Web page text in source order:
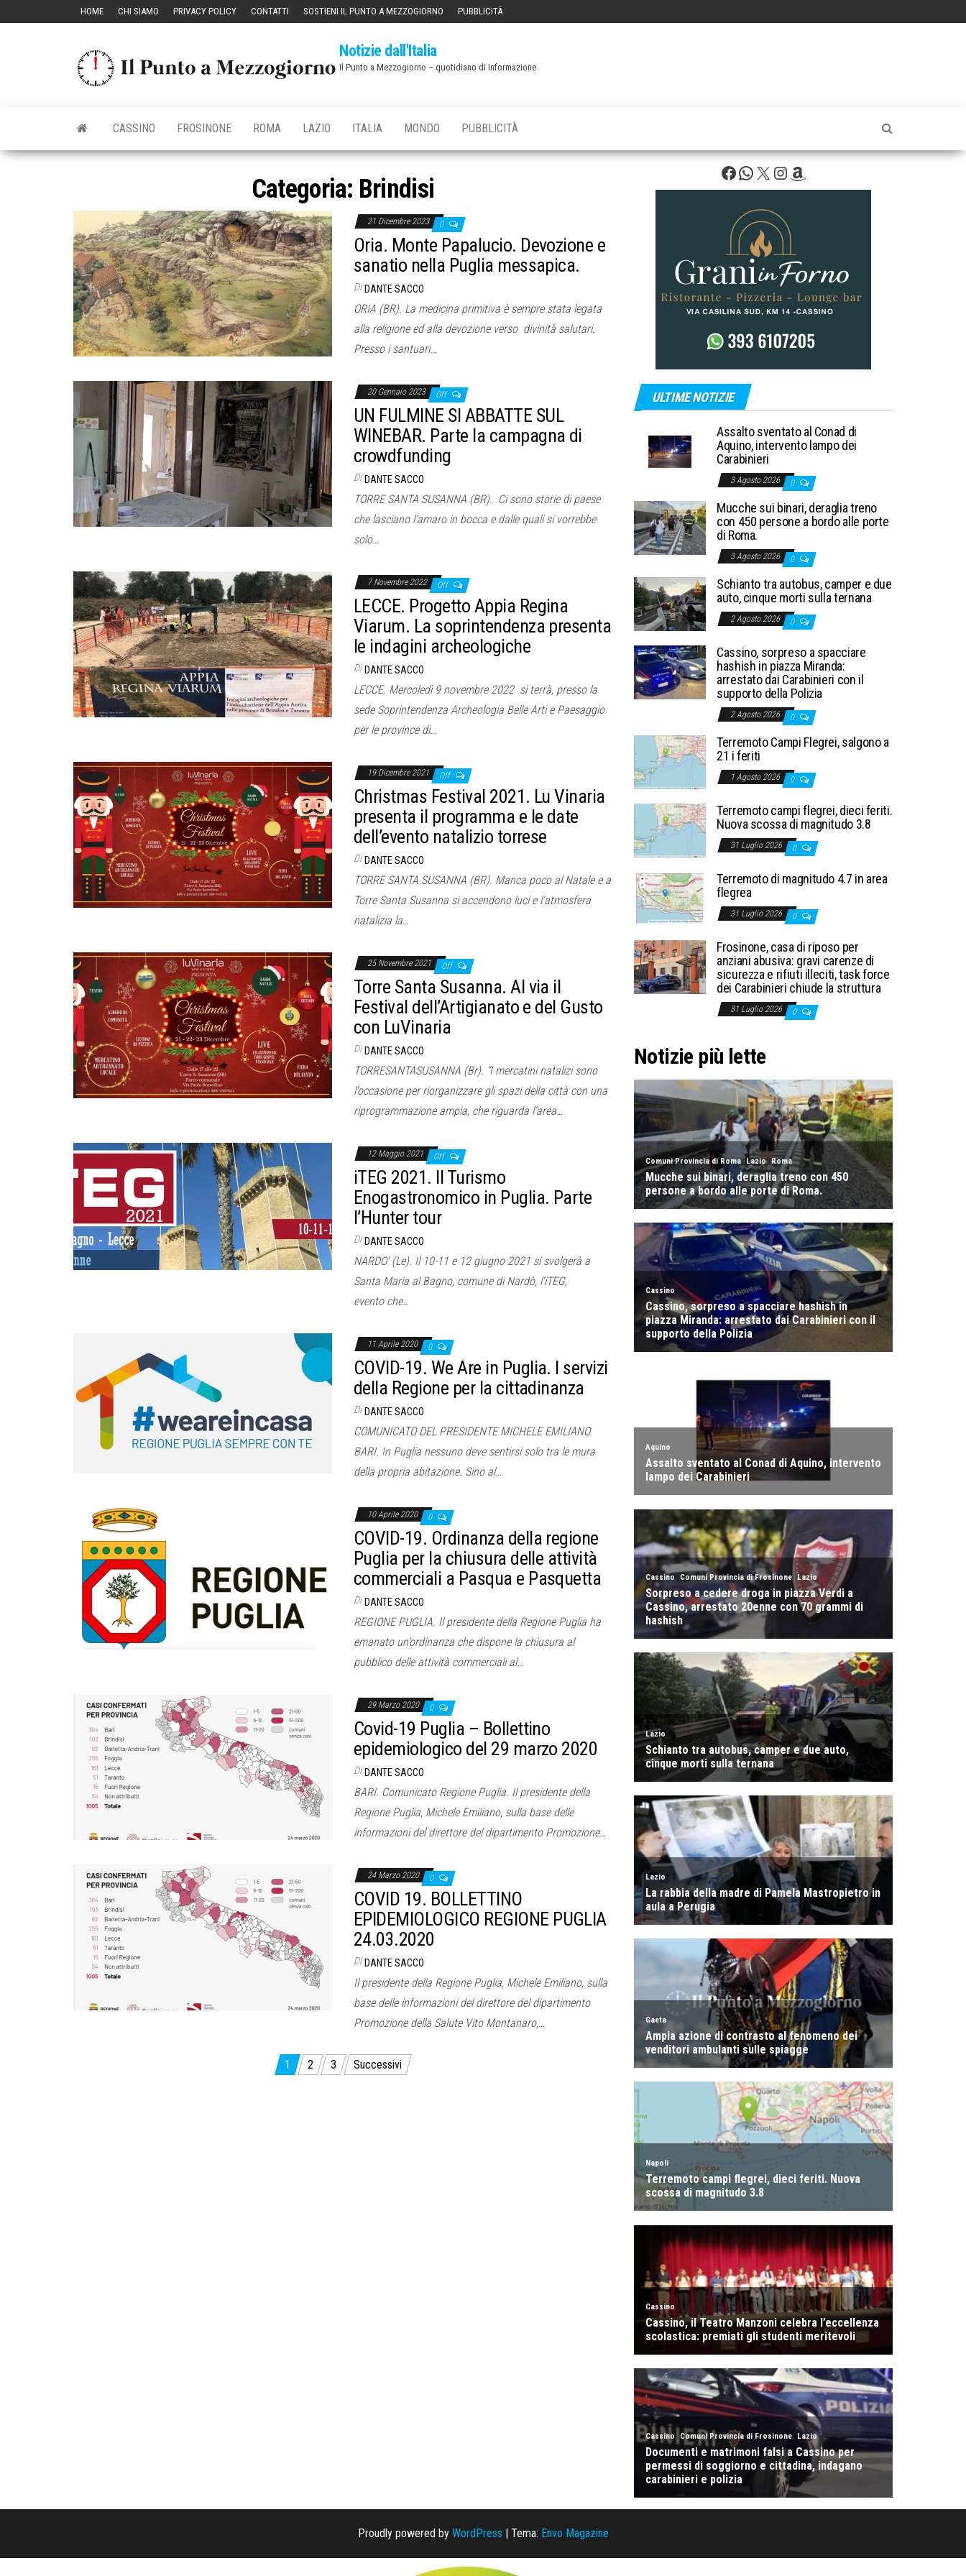
HOME CHI SIAMO PRIVACY POLICY CONTATTI SOSTIENI IL PUNTO A MEZZOGIORNO PUBBLICITÀ
Notizie dall'Italia
Il Punto a Mezzogiorno – quotidiano di informazione
CASSINO FROSINONE ROMA LAZIO ITALIA MONDO PUBBLICITÀ
Categoria: Brindisi
21 Dicembre 2023 0
Oria. Monte Papalucio. Devozione e
sanatio nella Puglia messapica.
Di DANTE SACCO
ORIA (BR). La medicina primitiva è sempre stata legata
alla religione ed alla devozione verso divinità salutari.
Presso i santuari…
20 Gennaio 2023 Off
UN FULMINE SI ABBATTE SUL
WINEBAR. Parte la campagna di
crowdfunding
Di DANTE SACCO
TORRE SANTA SUSANNA (BR). Ci sono storie di paese
che lasciano l’amaro in bocca e dalle quali si vorrebbe
solo…
7 Novembre 2022 Off
LECCE. Progetto Appia Regina
Viarum. La soprintendenza presenta
le indagini archeologiche
Di DANTE SACCO
LECCE. Mercoledì 9 novembre 2022 si terrà, presso la
sede Soprintendenza Archeologia Belle Arti e Paesaggio
per le province di…
19 Dicembre 2021 Off
Christmas Festival 2021. Lu Vinaria
presenta il programma e le date
dell’evento natalizio torrese
Di DANTE SACCO
TORRE SANTA SUSANNA (BR). Manca poco al Natale e a
Torre Santa Susanna si accendono luci e l’atmosfera
natalizia la…
25 Novembre 2021 Off
Torre Santa Susanna. Al via il
Festival dell’Artigianato e del Gusto
con LuVinaria
Di DANTE SACCO
TORRESANTASUSANNA (Br). “I mercatini natalizi sono
l’occasione per riorganizzare gli spazi della città con una
riprogrammazione ampia, che riguarda l’area…
12 Maggio 2021 Off
iTEG 2021. Il Turismo
Enogastronomico in Puglia. Parte
l’Hunter tour
Di DANTE SACCO
NARDO’ (Le). Il 10-11 e 12 giugno 2021 si svolgerà a
Santa Maria al Bagno, comune di Nardò, l’iTEG,
evento che…
11 Aprile 2020 0
COVID-19. We Are in Puglia. I servizi
della Regione per la cittadinanza
Di DANTE SACCO
COMUNICATO DEL PRESIDENTE MICHELE EMILIANO
BARI. In Puglia nessuno deve sentirsi solo tra le mura
della propria abitazione. Sino al…
10 Aprile 2020 0
COVID-19. Ordinanza della regione
Puglia per la chiusura delle attività
commerciali a Pasqua e Pasquetta
Di DANTE SACCO
REGIONE PUGLIA. Il presidente della Regione Puglia ha
emanato un’ordinanza che dispone la chiusura al
pubblico delle attività commerciali al…
29 Marzo 2020 0
Covid-19 Puglia – Bollettino
epidemiologico del 29 marzo 2020
Di DANTE SACCO
BARI. Comunicato Regione Puglia. Il presidente della
Regione Puglia, Michele Emiliano, sulla base delle
informazioni del direttore del dipartimento Promozione…
24 Marzo 2020 0
COVID 19. BOLLETTINO
EPIDEMIOLOGICO REGIONE PUGLIA
24.03.2020
Di DANTE SACCO
Il presidente della Regione Puglia, Michele Emiliano, sulla
base delle informazioni del direttore del dipartimento
Promozione della Salute Vito Montanaro,…
1 2 3 Successivi
Facebook
WhatsApp
X Instagram
Amazon
ULTIME NOTIZIE
Assalto sventato al Conad di
Aquino, intervento lampo dei
Carabinieri
3 Agosto 2026 0
Mucche sui binari, deraglia treno
con 450 persone a bordo alle porte
di Roma.
3 Agosto 2026 0
Schianto tra autobus, camper e due
auto, cinque morti sulla ternana
2 Agosto 2026 0
Cassino, sorpreso a spacciare
hashish in piazza Miranda:
arrestato dai Carabinieri con il
supporto della Polizia
2 Agosto 2026 0
Terremoto Campi Flegrei, salgono a
21 i feriti
1 Agosto 2026 0
Terremoto campi flegrei, dieci feriti.
Nuova scossa di magnitudo 3.8
31 Luglio 2026 0
Terremoto di magnitudo 4.7 in area
flegrea
31 Luglio 2026 0
Frosinone, casa di riposo per
anziani abusiva: gravi carenze di
sicurezza e rifiuti illeciti, task force
dei Carabinieri chiude la struttura
31 Luglio 2026 0
Notizie più lette
Proudly powered by WordPress | Tema: Envo Magazine